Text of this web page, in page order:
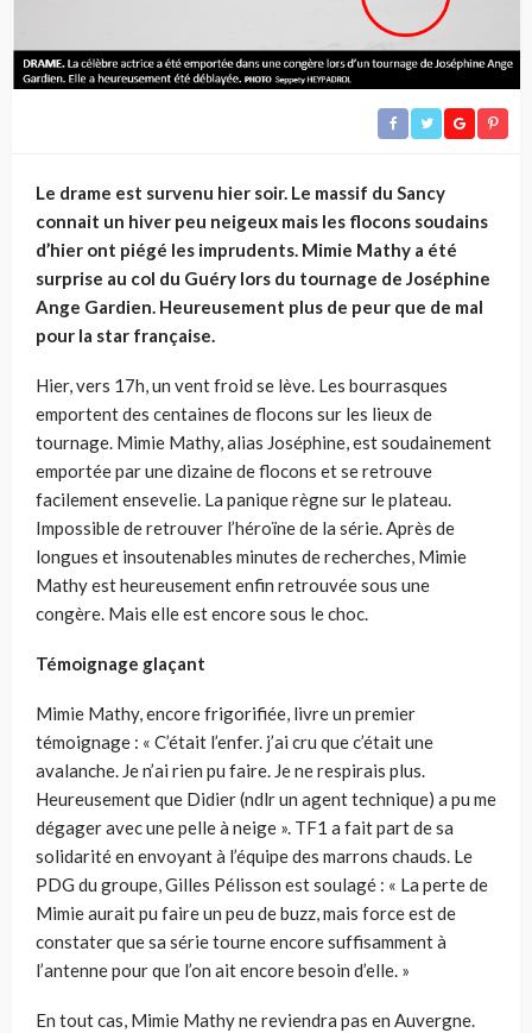
Le drame est survenu hier soir. Le massif du Sancy
connait un hiver peu neigeux mais les flocons soudains
d’hier ont piégé les imprudents. Mimie Mathy a été
surprise au col du Guéry lors du tournage de Joséphine
Ange Gardien. Heureusement plus de peur que de mal
pour la star française.
Hier, vers 17h, un vent froid se lève. Les bourrasques
emportent des centaines de flocons sur les lieux de
tournage. Mimie Mathy, alias Joséphine, est soudainement
emportée par une dizaine de flocons et se retrouve
facilement ensevelie. La panique règne sur le plateau.
Impossible de retrouver l’héroïne de la série. Après de
longues et insoutenables minutes de recherches, Mimie
Mathy est heureusement enfin retrouvée sous une
congère. Mais elle est encore sous le choc.
Témoignage glaçant
Mimie Mathy, encore frigorifiée, livre un premier
témoignage : « C’était l’enfer. j’ai cru que c’était une
avalanche. Je n’ai rien pu faire. Je ne respirais plus.
Heureusement que Didier (ndlr un agent technique) a pu me
dégager avec une pelle à neige ». TF1 a fait part de sa
solidarité en envoyant à l’équipe des marrons chauds. Le
PDG du groupe, Gilles Pélisson est soulagé : « La perte de
Mimie aurait pu faire un peu de buzz, mais force est de
constater que sa série tourne encore suffisamment à
l’antenne pour que l’on ait encore besoin d’elle. »
En tout cas, Mimie Mathy ne reviendra pas en Auvergne.